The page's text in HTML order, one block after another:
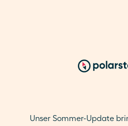
Unser Sommer-Update